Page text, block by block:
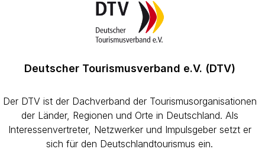
Deutscher Tourismusverband e.V. (DTV)
Der DTV ist der Dachverband der Tourismusorganisationen
der Länder, Regionen und Orte in Deutschland. Als
Interessenvertreter, Netzwerker und Impulsgeber setzt er
sich für den Deutschlandtourismus ein.